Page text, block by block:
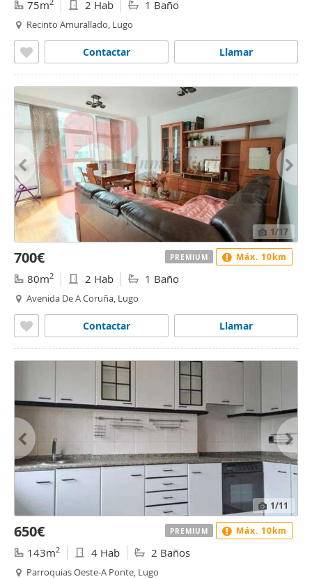
75m 2 Hab 1 Baño
Recinto Amurallado, Lugo
Llamar
Contactar
1/17
700€
80m2 2 Hab 1 Baño
Avenida De A Coruña, Lugo
Llamar
Contactar
PREMIUM Máx. 10km
1/11
650€
143m2 4 Hab 2 Baños
Parroquias Oeste-A Ponte, Lugo
PREMIUM Máx. 10km